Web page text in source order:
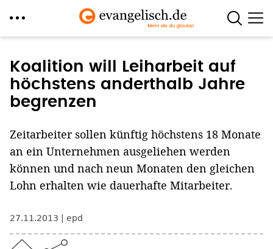
zum
Inhalt
Koalition will Leiharbeit auf
höchstens anderthalb Jahre
begrenzen
Zeitarbeiter sollen künftig höchstens 18 Monate
an ein Unternehmen ausgeliehen werden
können und nach neun Monaten den gleichen
Lohn erhalten wie dauerhafte Mitarbeiter.
27.11.2013 epd